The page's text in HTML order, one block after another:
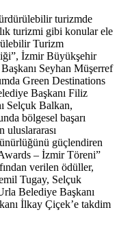
turizmde
turizmi gibi konular ele
Turizm
İzmir Büyükşehir
Seyhan Müşerref
Green Destinations
Başkanı Filiz
Selçuk Balkan,
bölgesel başarı
uluslararası
güçlendiren
– İzmir Töreni”
verilen ödüller,
Tugay, Selçuk
Belediye Başkanı
İlkay Çiçek’e takdim